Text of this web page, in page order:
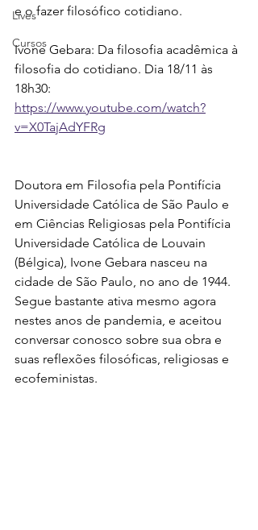
Lives
Cursos
e o fazer filosófico cotidiano.
Ivone Gebara: Da filosofia acadêmica à
filosofia do cotidiano. Dia 18/11 às
18h30:
https://www.youtube.com/watch?
v=X0TajAdYFRg
Doutora em Filosofia pela Pontifícia
Universidade Católica de São Paulo e
em Ciências Religiosas pela Pontifícia
Universidade Católica de Louvain
(Bélgica), Ivone Gebara nasceu na
cidade de São Paulo, no ano de 1944.
Segue bastante ativa mesmo agora
nestes anos de pandemia, e aceitou
conversar conosco sobre sua obra e
suas reflexões filosóficas, religiosas e
ecofeministas.